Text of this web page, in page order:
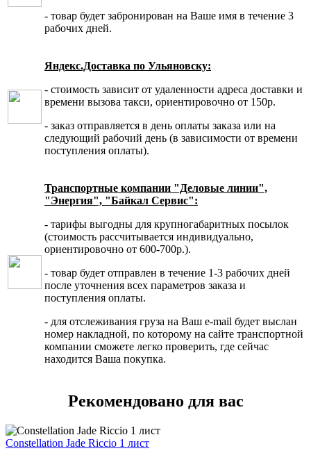
- товар будет забронирован на Ваше имя в течение 3
рабочих дней.
Яндекс.Доставка по Ульяновску:
- стоимость зависит от удаленности адреса доставки и
времени вызова такси, ориентировочно от 150р.
- заказ отправляется в день оплаты заказа или на
следующий рабочий день (в зависимости от времени
поступления оплаты).
Транспортные компании "Деловые линии",
"Энергия", "Байкал Сервис":
- тарифы выгодны для крупногабаритных посылок
(стоимость рассчитывается индивидуально,
ориентировочно от 600-700р.).
- товар будет отправлен в течение 1-3 рабочих дней
после уточнения всех параметров заказа и
поступления оплаты.
- для отслеживания груза на Ваш e-mail будет выслан
номер накладной, по которому на сайте транспортной
компании сможете легко проверить, где сейчас
находится Ваша покупка.
Рекомендовано для вас
Constellation Jade Riccio 1 лист